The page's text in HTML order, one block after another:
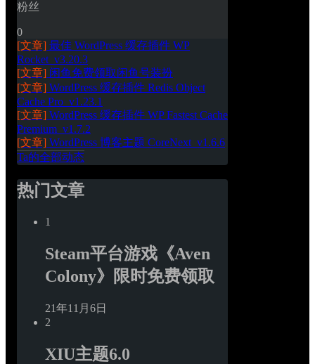
粉丝
0
[文章] 最佳 WordPress 缓存插件 WP
Rocket_v3.20.3
[文章] 闲鱼免费领取闲鱼号装扮
[文章] WordPress 缓存插件 Redis Object
Cache Pro_v1.23.1
[文章] WordPress 缓存插件 WP Fastest Cache
Premium_v1.7.2
[文章] WordPress 博客主题 CoreNext_v1.6.6
Ta的全部动态
热门文章
1
Steam平台游戏《Aven
Colony》限时免费领取
21年11月6日
2
XIU主题6.0